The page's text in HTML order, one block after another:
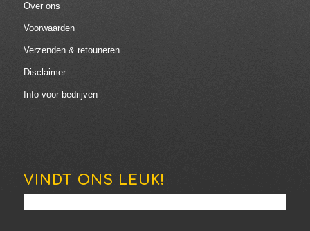
Over ons
Voorwaarden
Verzenden & retouneren
Disclaimer
Info voor bedrijven
VINDT ONS LEUK!